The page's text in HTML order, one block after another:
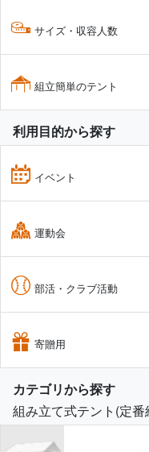
サイズ・収容人数
組立簡単のテント
利用目的から探す
イベント
運動会
部活・クラブ活動
寄贈用
カテゴリから探す
組み立て式テント(定番